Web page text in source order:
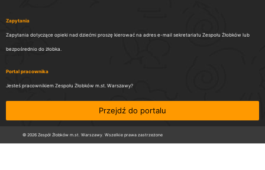
Zapytania
Zapytania dotyczące opieki nad dziećmi proszę kierować na adres e-mail sekretariatu Zespołu Żłobków lub
bezpośrednio do żłobka.
Portal pracownika
Jesteś pracownikiem Zespołu Żłobków m.st. Warszawy?
Przejdź do portalu
© 2026 Zespół Żłobków m.st. Warszawy. Wszelkie prawa zastrzeżone